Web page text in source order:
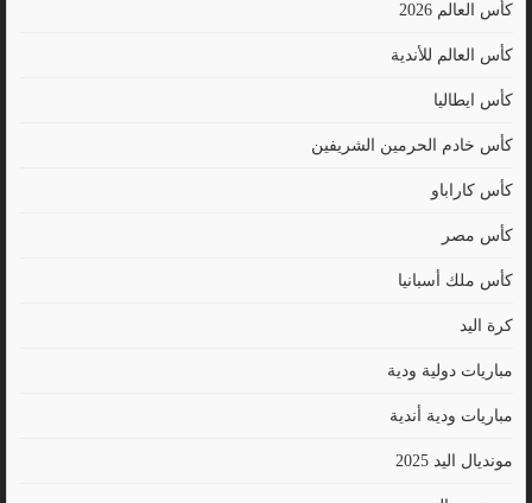
كأس العالم 2026
كأس العالم للأندية
كأس ايطاليا
كأس خادم الحرمين الشريفين
كأس كاراباو
كأس مصر
كأس ملك أسبانيا
كرة اليد
مباريات دولية ودية
مباريات ودية أندية
مونديال اليد 2025